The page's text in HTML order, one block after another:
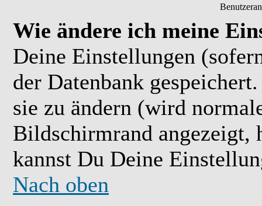
Wie ändere ich meine
Deine Einstellungen
der Datenbank
sie zu ändern (wird
Bildschirmrand angezeigt,
kannst Du Deine
Nach oben